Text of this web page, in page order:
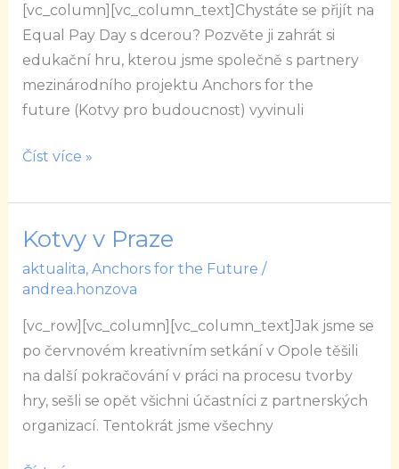
[vc_column][vc_column_text]Chystáte se přijít na
Equal Pay Day s dcerou? Pozvěte ji zahrát si
edukační hru, kterou jsme společně s partnery
mezinárodního projektu Anchors for the
future (Kotvy pro budoucnost) vyvinuli
13
–
21
let
Číst více »
Kotvy v Praze
aktualita, Anchors for the Future /
andrea.honzova
[vc_row][vc_column][vc_column_text]Jak jsme se
po červnovém kreativním setkání v Opole těšili
na další pokračování v práci na procesu tvorby
hry, sešli se opět všichni účastníci z partnerských
organizací. Tentokrát jsme všechny
Kotvy
Praze